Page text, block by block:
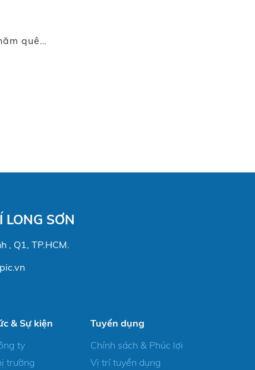
quê…
SƠN
, Q1, TP.HCM.
& Sự kiện
ty
trường
Tuyển dụng
Chính sách & Phúc lợi
Vị trí tuyển dụng